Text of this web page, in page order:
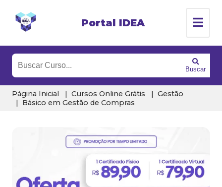
Portal IDEA
Buscar
Página Inicial Cursos Online Grátis
Gestão
Básico em Gestão de Compras